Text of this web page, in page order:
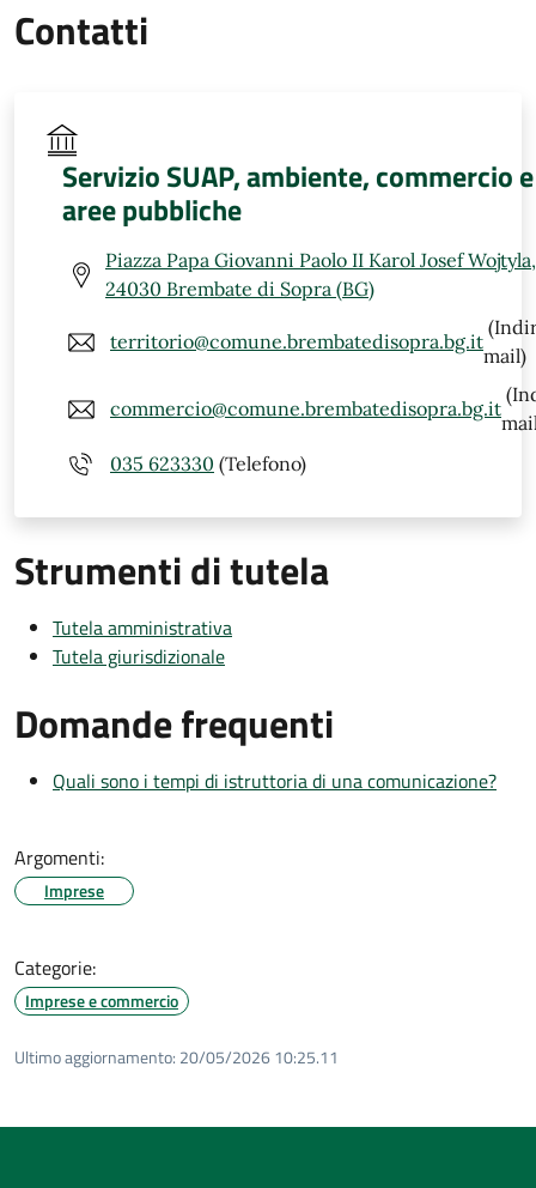
Contatti
Servizio SUAP, ambiente, commercio e
aree pubbliche
Piazza Papa Giovanni Paolo II Karol Josef
24030 Brembate di Sopra (BG)
territorio@comune.brembatedisopra.bg.it
mail)
commercio@comune.brembatedisopra.bg.it
035 623330 (Telefono)
Strumenti di tutela
Tutela amministrativa
Tutela giurisdizionale
Domande frequenti
Quali sono i tempi di istruttoria di una comunicazione?
Argomenti:
Imprese
Categorie:
Imprese e commercio
Ultimo aggiornamento: 20/05/2026 10:25.11